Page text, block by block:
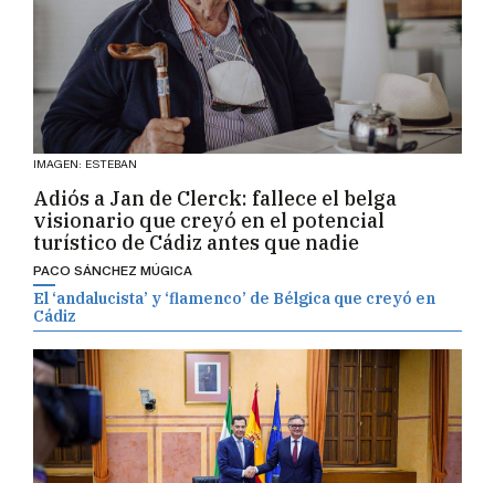
IMAGEN: ESTEBAN
Adiós a Jan de Clerck: fallece el belga
visionario que creyó en el potencial
turístico de Cádiz antes que nadie
PACO SÁNCHEZ MÚGICA
El ‘andalucista’ y ‘flamenco’ de Bélgica que creyó en
Cádiz